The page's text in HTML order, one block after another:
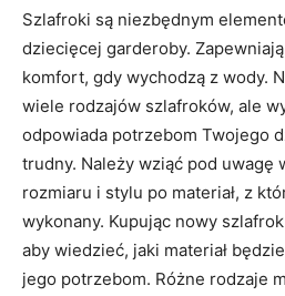
Szlafroki są niezbędnym
dziecięcej garderoby.
komfort, gdy wychodzą z wody.
wiele rodzajów szlafroków, ale
odpowiada potrzebom Twojego
trudny. Należy wziąć pod uwagę
rozmiaru i stylu po materiał, z
wykonany. Kupując nowy
aby wiedzieć, jaki materiał
jego potrzebom. Różne rodzaje